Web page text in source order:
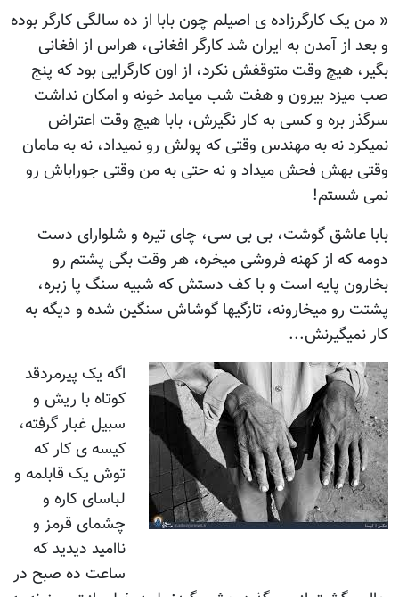
« من یک کارگرزاده ی اصیلم چون بابا از ده سالگی کارگر بوده
و بعد از آمدن به ایران شد کارگر افغانی، هراس از افغانی
بگیر، هیچ وقت متوقفش نکرد، از اون کارگرایی بود که پنج
صب میزد بیرون و هفت شب میامد خونه و امکان نداشت
سرگذر بره و کسی به کار نگیرش، بابا هیچ وقت اعتراض
نمیکرد نه به مهندس وقتی که پولش رو نمیداد، نه به مامان
وقتی بهش فحش میداد و نه حتی به من وقتی جوراباش رو
نمی شستم!
بابا عاشق گوشت، بی بی سی، چای تیره و شلوارای دست
دومه که از کهنه فروشی میخره، هر وقت بگی پشتم رو
بخارون پایه است و با کف دستش که شبیه سنگ پا زبره،
پشتت رو میخارونه، تازگیها گوشاش سنگین شده و دیگه به
کار نمیگیرنش...
اگه یک پیرمردقد
کوتاه با ریش و
سبیل غبار گرفته،
کیسه ی کار که
توش یک قابلمه و
لباسای کاره و
چشمای قرمز و
ناامید دیدید که
ساعت ده صبح در